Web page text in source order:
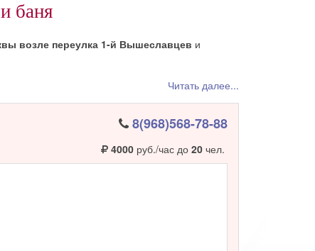
баня
возле переулка 1-й Вышеславцев и
Читать далее...
8(968)568-78-88
4000руб./час до 20чел.